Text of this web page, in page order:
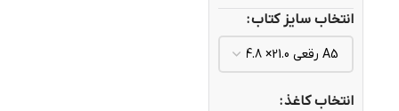
انتخاب سایز کتاب
انتخاب کاغذ